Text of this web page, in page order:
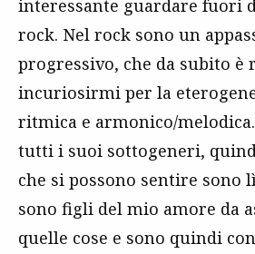
interessante guardare fuori
rock. Nel rock sono un
progressivo, che da subito è
incuriosirmi per la
ritmica e armonico/
tutti i suoi sottogeneri,
che si possono sentire sono
sono figli del mio amore da
quelle cose e sono quindi